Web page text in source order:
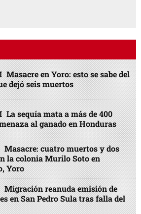
Masacre en Yoro: esto se sabe del
dejó seis muertos
La sequía mata a más de 400
al ganado en Honduras
Masacre: cuatro muertos y dos
la colonia Murilo Soto en
Yoro
Migración reanuda emisión de
en San Pedro Sula tras falla del